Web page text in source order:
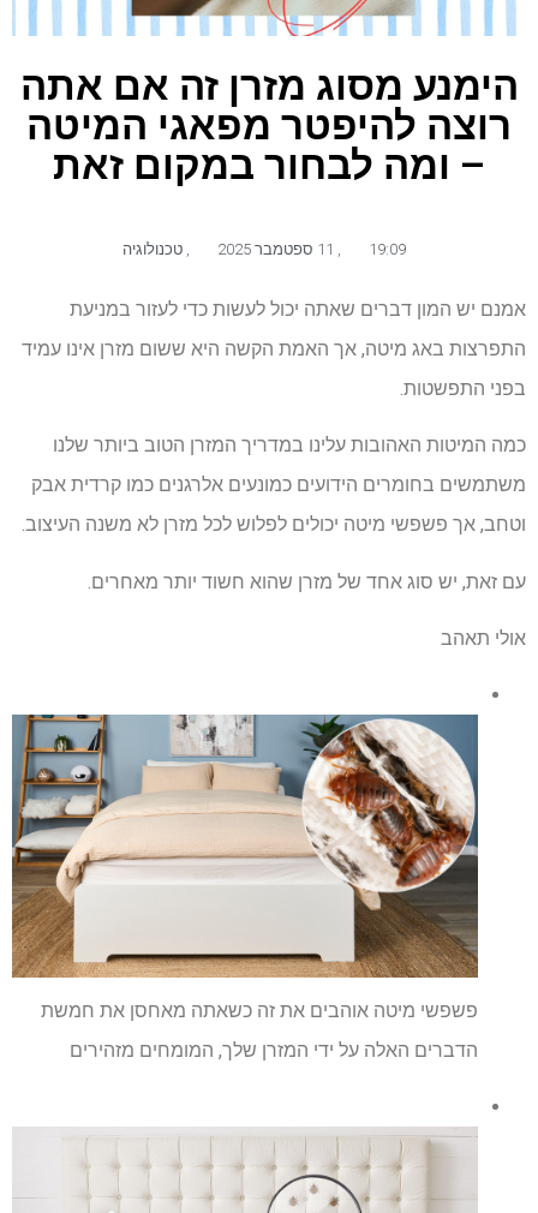
הימנע מסוג מזרן זה אם אתה
רוצה להיפטר מפאגי המיטה
– ומה לבחור במקום זאת
19:09 טכנולוגיה
אמנם יש המון דברים שאתה יכול לעשות כדי לעזור במניעת
התפרצות באג מיטה, אך האמת הקשה היא ששום מזרן אינו עמיד
בפני התפשטות.
כמה המיטות האהובות עלינו במדריך המזרן הטוב ביותר שלנו
משתמשים בחומרים הידועים כמונעים אלרגנים כמו קרדית אבק
וטחב, אך פשפשי מיטה יכולים לפלוש לכל מזרן לא משנה העיצוב.
עם זאת, יש סוג אחד של מזרן שהוא חשוד יותר מאחרים.
אולי תאהב
פשפשי מיטה אוהבים את זה כשאתה מאחסן את חמשת
הדברים האלה על ידי המזרן שלך, המומחים מזהירים